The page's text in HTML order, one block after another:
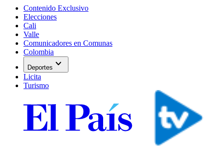
Contenido Exclusivo
Elecciones
Cali
Valle
Comunicadores en Comunas
Colombia
Deportes expand_more
Licita
Turismo